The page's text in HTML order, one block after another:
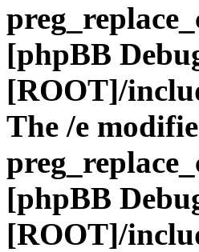
[phpBB
[ROOT]/
The /e
[phpBB
[ROOT]/